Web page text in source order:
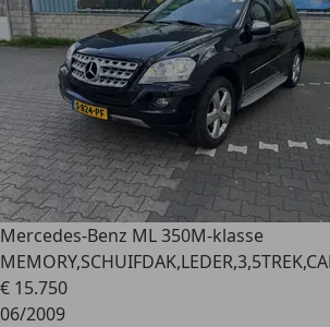
Mercedes-Benz ML 350M-klasse
€ 15.750
06/2009